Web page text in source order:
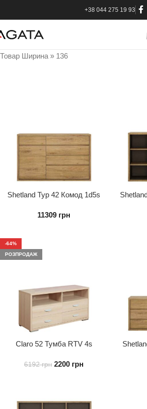
+38 044 275 19 93
Товар Ширина » 136
Shetland Typ 42 Комод 1d5s
11309 грн
-64%
РОЗПРОДАЖ
Claro 52 Тумба RTV 4s
6192грн 2200 грн